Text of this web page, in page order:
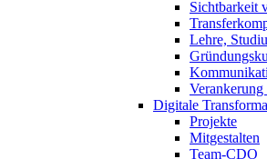
Sichtbarkeit
Lehre,
Digitale
Projekte
Mitgestalten
Team-CDO